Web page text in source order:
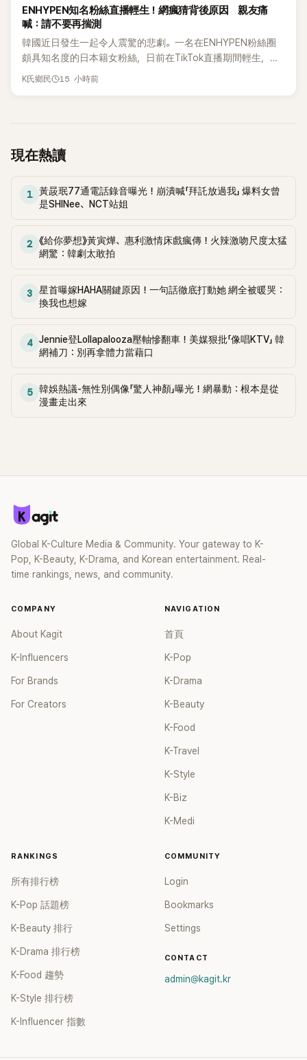
K-POP
ENHYPEN知名粉絲直播輕生！網瘋猜背後原因 親友痛
喊：請不要再揣測
韓國近日發生一起令人震驚的悲劇。一名在ENHYPEN粉絲圈
頗具知名度的日本籍女粉絲，日前在TikTok直播期間輕生，最
終不幸身亡，消息曝光後震驚韓網，也讓不少粉絲湧入社群平
K氏鄉民 15 小時前
現在熱讀
1
黃晸珉77通電話錄音曝光！崩潰喊「拜託放過我」 爆料女曾
是SHINee、NCT站姐
2
《給你夢想》黃寅燁、惠利激情床戲瘋傳！火辣激吻尺度太猛
網驚：韓劇太敢拍
3
星首曝嫁HAHA關鍵原因！一句話徹底打動她 網全被暖哭：
換我也想嫁
4
Jennie登Lollapalooza壓軸慘翻車！美媒狠批「像唱KTV」 韓
網補刀：別再拿體力當藉口
5
韓娛熱議-無性別偶像「驚人神顏」曝光！網暴動：根本是從
漫畫走出來
Global K-Culture Media & Community. Your gateway to K-
Pop, K-Beauty, K-Drama, and Korean entertainment. Real-
time rankings, news, and community.
COMPANY
About Kagit
K-Influencers
For Brands
For Creators
NAVIGATION
首頁
K-Pop
K-Drama
K-Beauty
K-Food
K-Travel
K-Style
K-Biz
K-Medi
RANKINGS
所有排行榜
K-Pop 話題榜
K-Beauty 排行
K-Drama 排行榜
K-Food 趨勢
K-Style 排行榜
K-Influencer 指數
COMMUNITY
Login
Bookmarks
Settings
CONTACT
admin@kagit.kr